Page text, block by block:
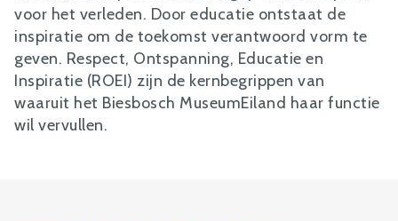
voor het verleden. Door educatie ontstaat de
inspiratie om de toekomst verantwoord vorm te
geven. Respect, Ontspanning, Educatie en
Inspiratie (ROEI) zijn de kernbegrippen van
waaruit het Biesbosch MuseumEiland haar functie
wil vervullen.